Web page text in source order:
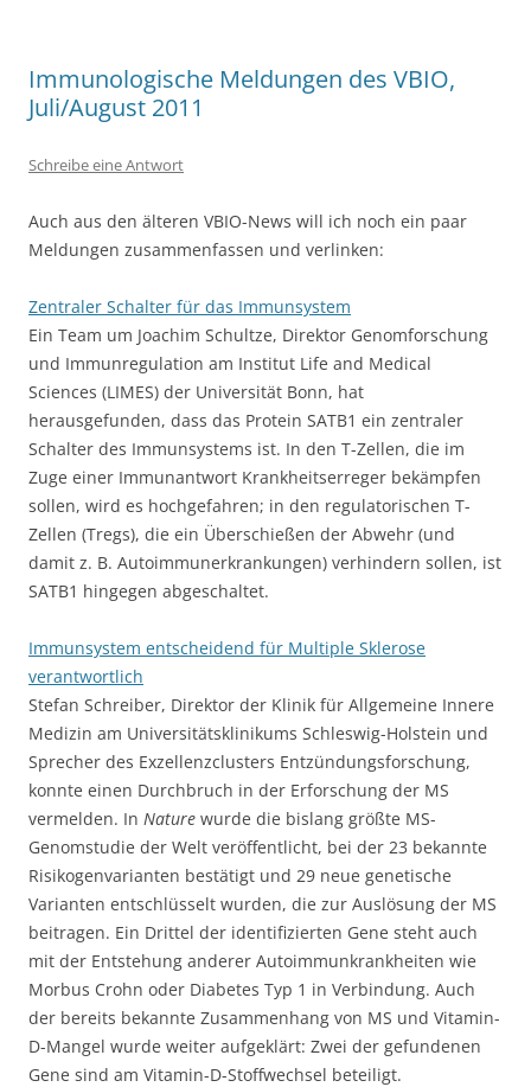
Immunologische Meldungen des VBIO,
Juli/August 2011
Schreibe eine Antwort
Auch aus den älteren VBIO-News will ich noch ein paar
Meldungen zusammenfassen und verlinken:
Zentraler Schalter für das Immunsystem
Ein Team um Joachim Schultze, Direktor Genomforschung
und Immunregulation am Institut Life and Medical
Sciences (LIMES) der Universität Bonn, hat
herausgefunden, dass das Protein SATB1 ein zentraler
Schalter des Immunsystems ist. In den T-Zellen, die im
Zuge einer Immunantwort Krankheitserreger bekämpfen
sollen, wird es hochgefahren; in den regulatorischen T-
Zellen (Tregs), die ein Überschießen der Abwehr (und
damit z. B. Autoimmunerkrankungen) verhindern sollen, ist
SATB1 hingegen abgeschaltet.
Immunsystem entscheidend für Multiple Sklerose
verantwortlich
Stefan Schreiber, Direktor der Klinik für Allgemeine Innere
Medizin am Universitätsklinikums Schleswig-Holstein und
Sprecher des Exzellenzclusters Entzündungsforschung,
konnte einen Durchbruch in der Erforschung der MS
vermelden. In Nature wurde die bislang größte MS-
Genomstudie der Welt veröffentlicht, bei der 23 bekannte
Risikogenvarianten bestätigt und 29 neue genetische
Varianten entschlüsselt wurden, die zur Auslösung der MS
beitragen. Ein Drittel der identifizierten Gene steht auch
mit der Entstehung anderer Autoimmunkrankheiten wie
Morbus Crohn oder Diabetes Typ 1 in Verbindung. Auch
der bereits bekannte Zusammenhang von MS und Vitamin-
D-Mangel wurde weiter aufgeklärt: Zwei der gefundenen
Gene sind am Vitamin-D-Stoffwechsel beteiligt.